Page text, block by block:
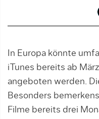
In Europa könnte
iTunes bereits ab
angeboten werden.
Besonders
Filme bereits drei